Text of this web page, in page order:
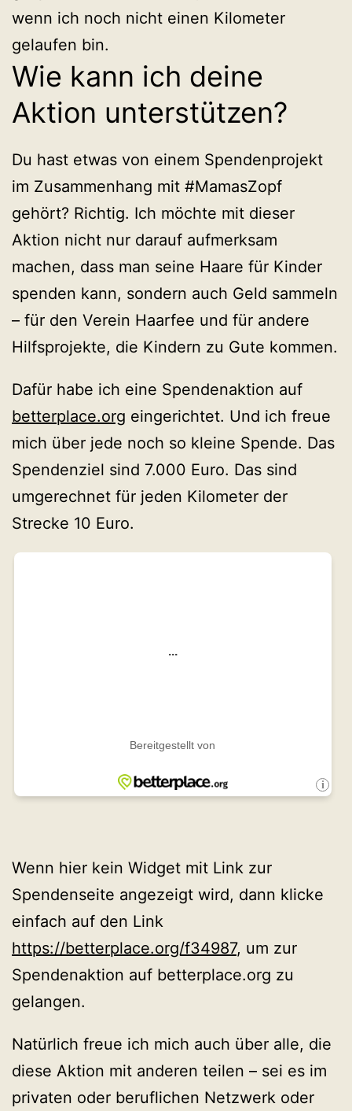
wenn ich noch nicht einen Kilometer
gelaufen bin.
Wie kann ich deine
Aktion unterstützen?
Du hast etwas von einem Spendenprojekt
im Zusammenhang mit #MamasZopf
gehört? Richtig. Ich möchte mit dieser
Aktion nicht nur darauf aufmerksam
machen, dass man seine Haare für Kinder
spenden kann, sondern auch Geld sammeln
– für den Verein Haarfee und für andere
Hilfsprojekte, die Kindern zu Gute kommen.
Dafür habe ich eine Spendenaktion auf
betterplace.org eingerichtet. Und ich freue
mich über jede noch so kleine Spende. Das
Spendenziel sind 7.000 Euro. Das sind
umgerechnet für jeden Kilometer der
Strecke 10 Euro.
Wenn hier kein Widget mit Link zur
Spendenseite angezeigt wird, dann klicke
einfach auf den Link
https://betterplace.org/f34987, um zur
Spendenaktion auf betterplace.org zu
gelangen.
Natürlich freue ich mich auch über alle, die
diese Aktion mit anderen teilen – sei es im
privaten oder beruflichen Netzwerk oder